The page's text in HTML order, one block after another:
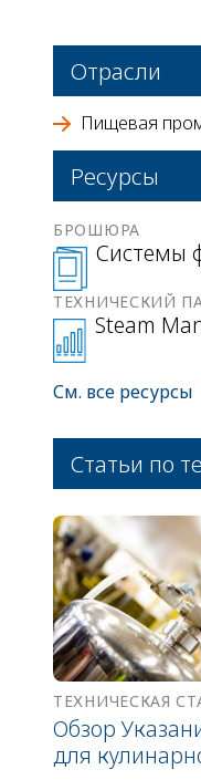
Отрасли
Ресурсы
БРОШЮРА
Системы
ТЕХНИЧЕСКИЙ
Steam
См. все ресурсы
Статьи по
ТЕХНИЧЕСКАЯ
Обзор
для